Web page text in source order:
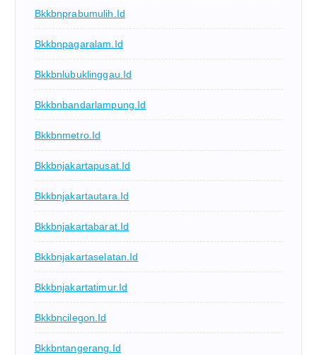
Bkkbnprabumulih.id
Bkkbnpagaralam.id
Bkkbnlubuklinggau.id
Bkkbnbandarlampung.id
Bkkbnmetro.id
Bkkbnjakartapusat.id
Bkkbnjakartautara.id
Bkkbnjakartabarat.id
Bkkbnjakartaselatan.id
Bkkbnjakartatimur.id
Bkkbncilegon.id
Bkkbntangerang.id